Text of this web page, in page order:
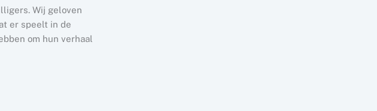
Wij geloven
er speelt in de
om hun verhaal